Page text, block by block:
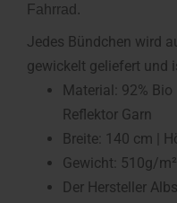
Fahrrad.
Jedes Bündchen wird
gewickelt geliefert und
Material: 92%
Reflektor Garn
Breite: 140 cm |
Gewicht: 510g/m²
Der Hersteller